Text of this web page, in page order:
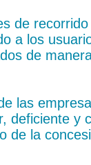
de
a los
de
las
deficiente y
de la